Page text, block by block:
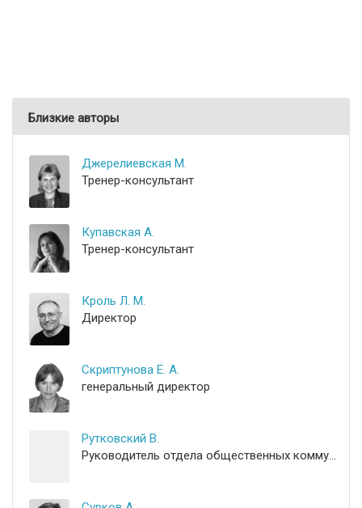
Близкие авторы
Джерелиевская М.
Тренер-консультант
Купавская А.
Тренер-консультант
Кроль Л. М.
Директор
Скриптунова Е. А.
генеральный директор
Рутковский В.
Руководитель отдела общественных коммуникаций